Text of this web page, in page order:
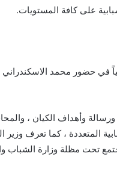
على كافة المستويات.
في حضور محمد
وأهداف الكيان ،
المتعددة ، كما تعرف وزير
تحت مظلة وزارة الشباب